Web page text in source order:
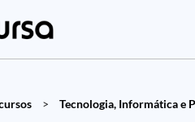
> Tecnologia, Informática e